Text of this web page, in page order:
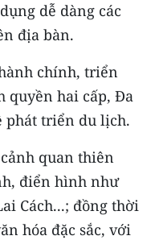
dễ dàng các
địa bàn.
chính, triển
quyền hai cấp, Đa
phát triển du lịch.
quan thiên
điển hình như
Cách...; đồng thời
hóa đặc sắc, với